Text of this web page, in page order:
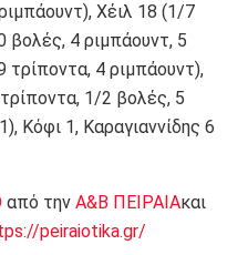
Χέιλ 18 (1/7
βολές, 4 ριμπάουντ, 5
τρίποντα, 4 ριμπάουντ),
1/2 βολές, 5
Κόφι 1, Καραγιαννίδης 6
από την Α&Β ΠΕΙΡΑΙΑκαι
peiraiotika.gr/